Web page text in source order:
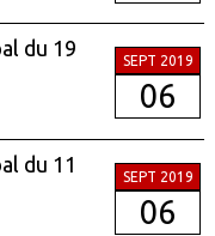
du 19
SEPT 2019
06
du 11
SEPT 2019
06